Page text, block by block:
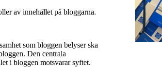
av innehållet på bloggarna.
som bloggen belyser ska
Den centrala
i bloggen motsvarar syftet.